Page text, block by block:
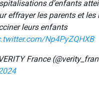
d’enfants
effrayer les parents et les
leurs enfants
Np4PyZQHXB
France